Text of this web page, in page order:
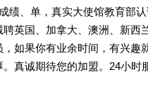
绩、单，真实大使馆教育部认
英国、加拿大、澳洲、新西
如果你有业余时间，有兴趣
真诚期待您的加盟。24小时